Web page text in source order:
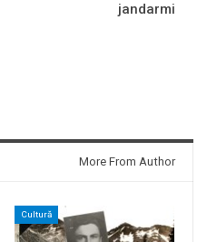
jandarmi
More From Author
Cultură